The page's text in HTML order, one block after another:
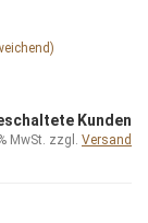
Kunden
MwSt. zzgl. Versand